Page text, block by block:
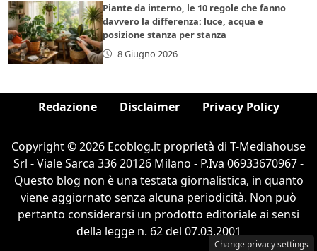
Piante da interno, le 10 regole che fanno
davvero la differenza: luce, acqua e
posizione stanza per stanza
8 Giugno 2026
Redazione Disclaimer Privacy Policy
Copyright © 2026 Ecoblog.it proprietà di T-Mediahouse
Srl - Viale Sarca 336 20126 Milano - P.Iva 06933670967 -
Questo blog non è una testata giornalistica, in quanto
viene aggiornato senza alcuna periodicità. Non può
pertanto considerarsi un prodotto editoriale ai sensi
della legge n. 62 del 07.03.2001
Change privacy settings